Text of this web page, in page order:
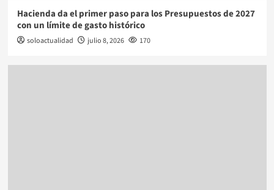
Hacienda da el primer paso para los Presupuestos de 2027
con un límite de gasto histórico
soloactualidad julio 8, 2026 170